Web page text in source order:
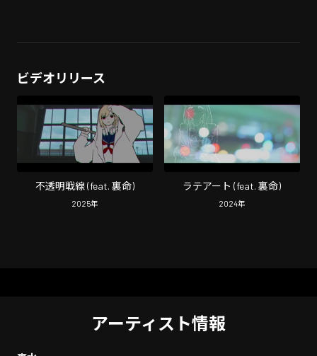
ビデオリリース
不透明戦線 (feat. 裏命)
2025年
ラテアート (feat. 裏命)
2024年
アーティスト情報